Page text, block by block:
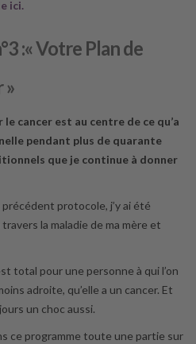
ici.
:« Votre Plan de
»
cancer est au centre de ce qu’a
pendant plus de quarante
que je continue à donner
protocole, j’y ai été
la maladie de ma mère et
total pour une personne à qui l’on
adroite, qu’elle a un cancer. Et
un choc aussi.
ce programme toute une partie sur